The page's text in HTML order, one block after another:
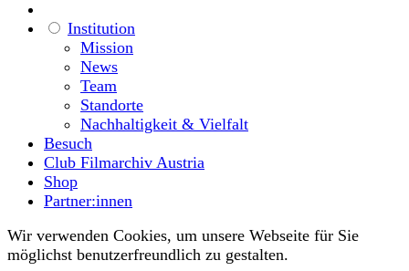
Institution
Mission
News
Team
Standorte
Nachhaltigkeit & Vielfalt
Besuch
Club Filmarchiv Austria
Shop
Partner:innen
Wir verwenden Cookies, um unsere Webseite für Sie
möglichst benutzerfreundlich zu gestalten.